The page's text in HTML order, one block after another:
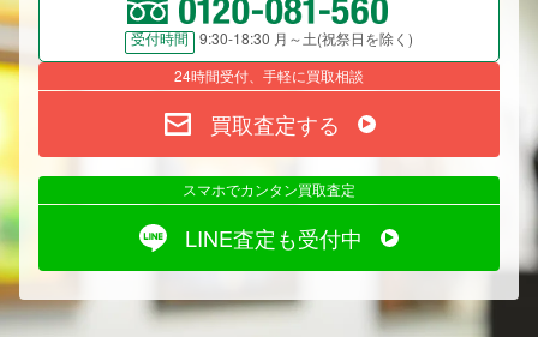
受付時間
9:30-18:30 月～土(祝祭日を除く)
24時間受付、手軽に買取相談
買取査定する
スマホでカンタン買取査定
LINE査定も受付中